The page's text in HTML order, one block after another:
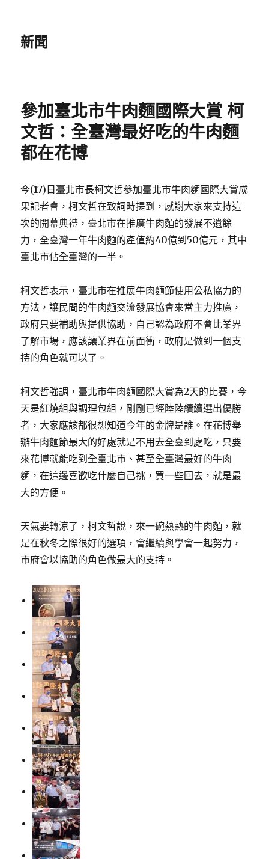
新聞
參加臺北市牛肉麵國際大賞 柯
文哲：全臺灣最好吃的牛肉麵
都在花博
今(17)日臺北市長柯文哲參加臺北市牛肉麵國際大賞成
果記者會，柯文哲在致詞時提到，感謝大家來支持這
次的開幕典禮，臺北市在推廣牛肉麵的發展不遺餘
力，全臺灣一年牛肉麵的產值約40億到50億元，其中
臺北市佔全臺灣的一半。
柯文哲表示，臺北市在推展牛肉麵節使用公私協力的
方法，讓民間的牛肉麵交流發展協會來當主力推廣，
政府只要補助與提供協助，自己認為政府不會比業界
了解市場，應該讓業界在前面衝，政府是做到一個支
持的角色就可以了。
柯文哲強調，臺北市牛肉麵國際大賞為2天的比賽，今
天是紅燒組與調理包組，剛剛已經陸陸續續選出優勝
者，大家應該都很想知道今年的金牌是誰。在花博舉
辦牛肉麵節最大的好處就是不用去全臺到處吃，只要
來花博就能吃到全臺北市、甚至全臺灣最好的牛肉
麵，在這邊喜歡吃什麼自己挑，買一些回去，就是最
大的方便。
天氣要轉涼了，柯文哲說，來一碗熱熱的牛肉麵，就
是在秋冬之際很好的選項，會繼續與學會一起努力，
市府會以協助的角色做最大的支持。